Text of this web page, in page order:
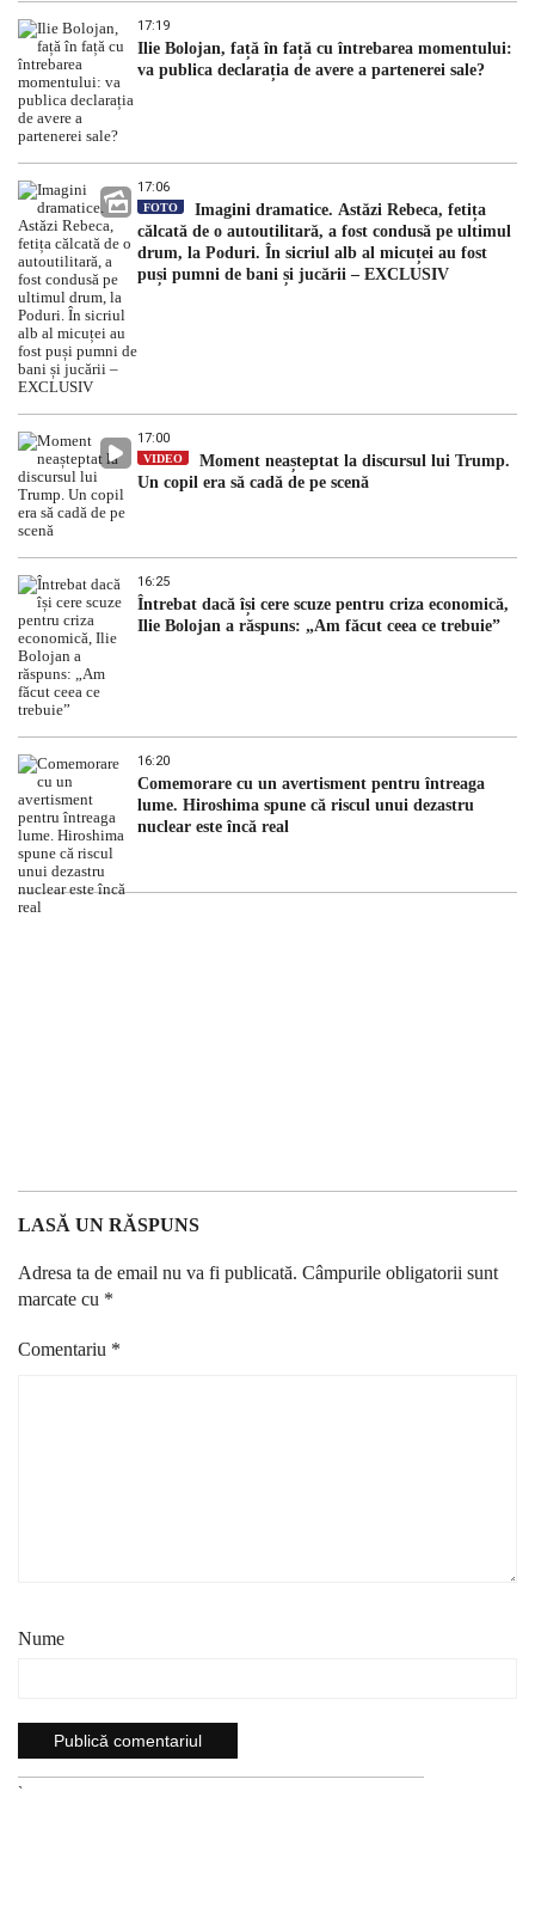
17:19
Ilie Bolojan, față în față cu întrebarea momentului:
va publica declarația de avere a partenerei sale?
17:06
FOTO
Imagini dramatice. Astăzi Rebeca, fetița
călcată de o autoutilitară, a fost condusă pe ultimul
drum, la Poduri. În sicriul alb al micuței au fost
puși pumni de bani și jucării – EXCLUSIV
17:00
VIDEO
Moment neașteptat la discursul lui Trump.
Un copil era să cadă de pe scenă
16:25
Întrebat dacă își cere scuze pentru criza economică,
Ilie Bolojan a răspuns: „Am făcut ceea ce trebuie”
16:20
Comemorare cu un avertisment pentru întreaga
lume. Hiroshima spune că riscul unui dezastru
nuclear este încă real
LASĂ UN RĂSPUNS
Adresa ta de email nu va fi publicată. Câmpurile obligatorii sunt
marcate cu *
Comentariu *
Nume
`